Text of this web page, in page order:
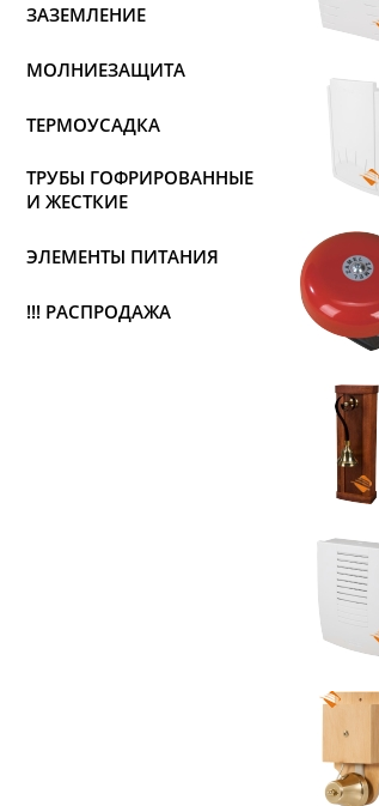
ЗАЗЕМЛЕНИЕ
МОЛНИЕЗАЩИТА
ТЕРМОУСАДКА
ТРУБЫ ГОФРИРОВАННЫЕ
И ЖЕСТКИЕ
ЭЛЕМЕНТЫ ПИТАНИЯ
!!! РАСПРОДАЖА